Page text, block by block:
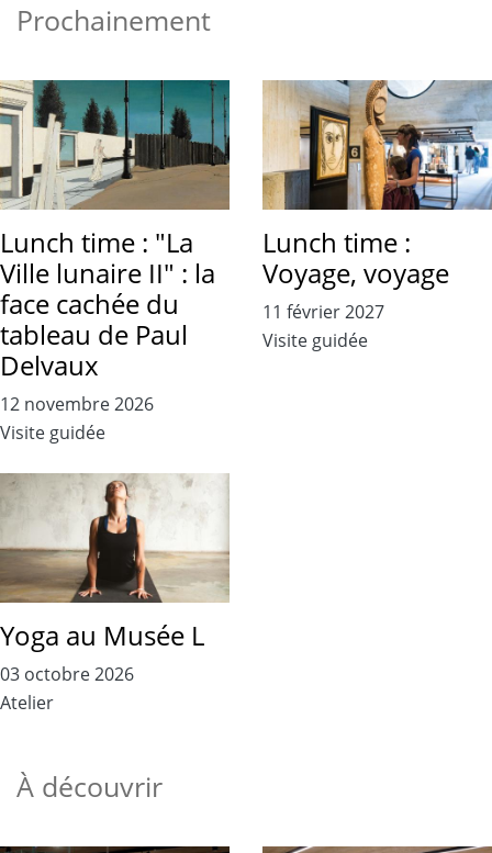
Prochainement
Lunch time : "La
Ville lunaire II" : la
face cachée du
tableau de Paul
Delvaux
12 novembre 2026
Visite guidée
Lunch time :
Voyage, voyage
11 février 2027
Visite guidée
Yoga au Musée L
03 octobre 2026
Atelier
À découvrir